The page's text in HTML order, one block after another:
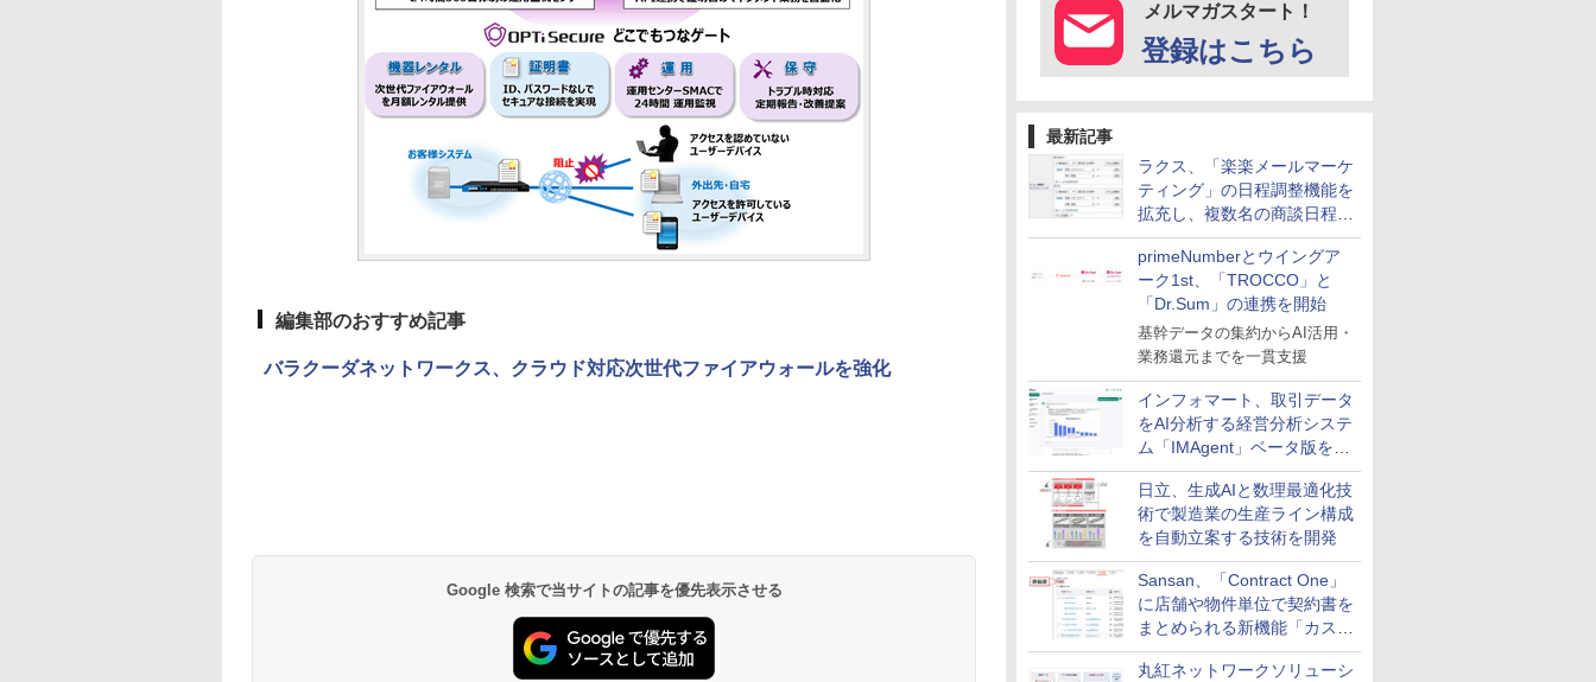
メルマガスタート！
登録はこちら
最新記事
ラクス、「楽楽メールマーケ
ティング」の日程調整機能を
拡充し、複数名の商談日程調
整を効率化
primeNumberとウイングア
ーク1st、「TROCCO」と
「Dr.Sum」の連携を開始
基幹データの集約からAI活用・
業務還元までを一貫支援
インフォマート、取引データ
をAI分析する経営分析システ
ム「IMAgent」ベータ版を提
供
日立、生成AIと数理最適化技
術で製造業の生産ライン構成
を自動立案する技術を開発
Sansan、「Contract One」
に店舗や物件単位で契約書を
まとめられる新機能「カスタ
ム契約ツリー」を追加
丸紅ネットワークソリューシ
編集部のおすすめ記事
バラクーダネットワークス、クラウド対応次世代ファイアウォールを強化
Google 検索で当サイトの記事を優先表示させる